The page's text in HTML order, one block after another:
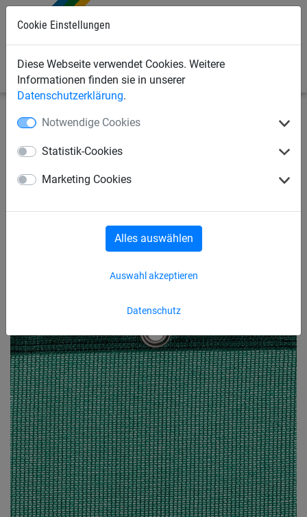
Cookie Einstellungen
Diese Webseite verwendet Cookies. Weitere
Informationen finden sie in unserer
Datenschutzerklärung.
Notwendige Cookies
Statistik-Cookies
Marketing Cookies
Datenschutz
Auswahl akzeptieren
Alles auswählen
Industrienetze
Abdecknetze und -planen
Abdeckplane, PE, 200 g/m²